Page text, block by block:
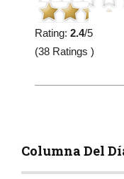
Rating: 2.4/5
(38 Ratings )
Columna Del